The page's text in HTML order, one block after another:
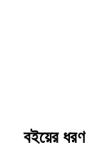
বইয়ের ধরণ